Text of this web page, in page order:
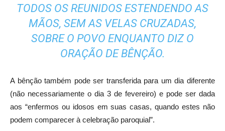
TODOS OS REUNIDOS ESTENDENDO AS
MÃOS, SEM AS VELAS CRUZADAS,
SOBRE O POVO ENQUANTO DIZ O
ORAÇÃO DE BÊNÇÃO.
A bênção também pode ser transferida para um dia diferente
(não necessariamente o dia 3 de fevereiro) e pode ser dada
aos “enfermos ou idosos em suas casas, quando estes não
podem comparecer à celebração paroquial”.